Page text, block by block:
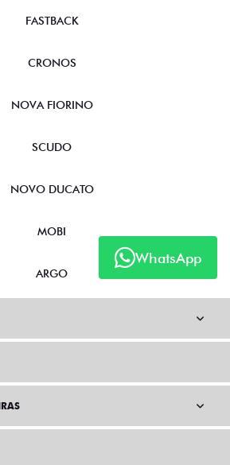
WhatsApp
FASTBACK
CRONOS
NOVA FIORINO
SCUDO
NOVO DUCATO
MOBI
ARGO